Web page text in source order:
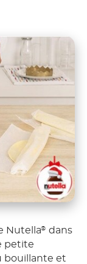
Nutella® dans
petite
bouillante et